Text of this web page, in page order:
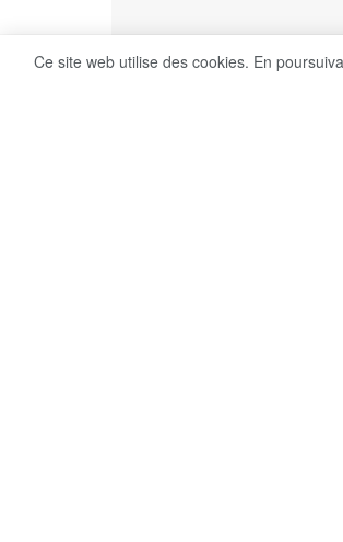
Ce site web utilise des cookies. En